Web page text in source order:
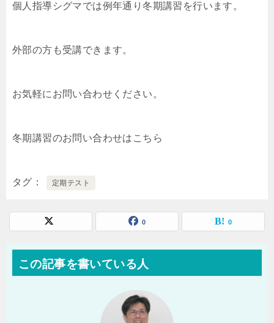
個人指導シグマでは例年通り冬期講習を行います。
外部の方も受講できます。
お気軽にお問い合わせください。
冬期講習のお問い合わせはこちら
タグ 定期テスト
0 0
この記事を書いている人